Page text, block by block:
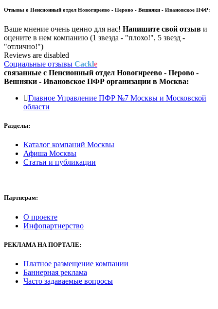
Отзывы о Пенсионный отдел Новогиреево - Перово - Вешняки - Ивановское ПФР:
Ваше мнение очень ценно для нас! Напишите свой отзыв и
оцените в нем компанию (1 звезда - "плохо!", 5 звезд -
"отлично!")
Reviews are disabled
Социальные отзывы Cackle
связанные с Пенсионный отдел Новогиреево - Перово -
Вешняки - Ивановское ПФР организации в Москва:
Главное Управление ПФР №7 Москвы и Московской
области
Разделы:
Каталог компаний Москвы
Афиша Москвы
Статьи и публикации
Партнерам:
О проекте
Инфопартнерство
РЕКЛАМА НА ПОРТАЛЕ:
Платное размещение компании
Баннерная реклама
Часто задаваемые вопросы